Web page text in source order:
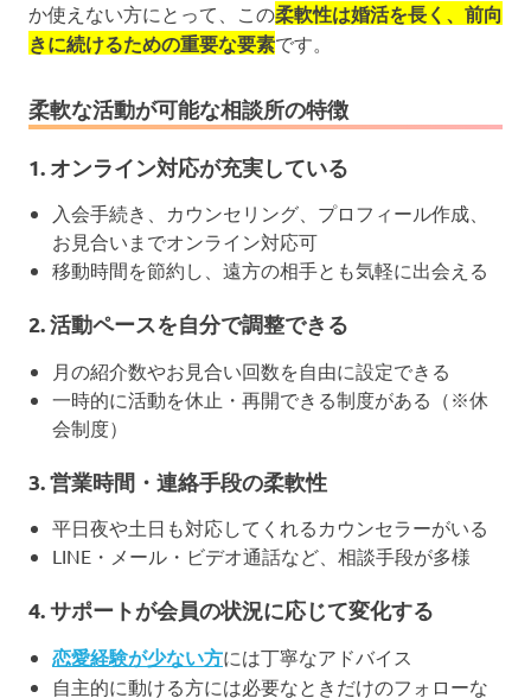
か使えない方にとって、この柔軟性は婚活を長く、前向
きに続けるための重要な要素です。
柔軟な活動が可能な相談所の特徴
1. オンライン対応が充実している
入会手続き、カウンセリング、プロフィール作成、
お見合いまでオンライン対応可
移動時間を節約し、遠方の相手とも気軽に出会える
2.活動ペースを自分で調整できる
月の紹介数やお見合い回数を自由に設定できる
一時的に活動を休止・再開できる制度がある（※休
会制度）
3.営業時間・連絡手段の柔軟性
平日夜や土日も対応してくれるカウンセラーがいる
LINE・メール・ビデオ通話など、相談手段が多様
4.サポートが会員の状況に応じて変化する
恋愛経験が少ない方には丁寧なアドバイス
自主的に動ける方には必要なときだけのフォローな